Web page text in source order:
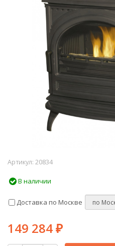
Артикул: 20834
В наличии
Доставка по Москве
149 284 ₽